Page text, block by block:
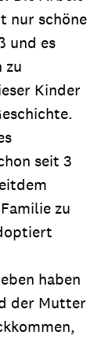
nur schöne
und es
zu
Kinder
seit 3
zu
haben
der Mutter